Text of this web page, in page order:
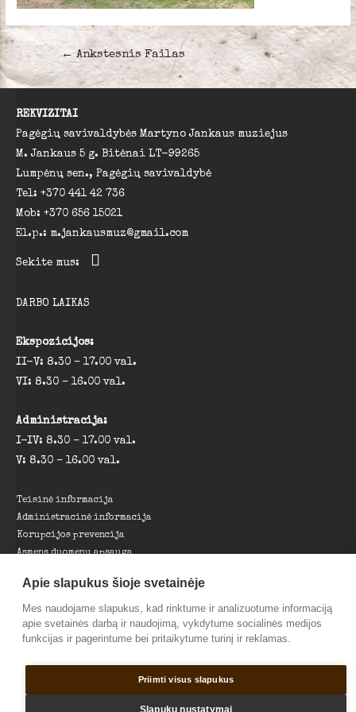
Navigacija
tarp
įrašų
←Ankstesnis Failas
REKVIZITAI
Pagėgių savivaldybės Martyno Jankaus muziejus
M. Jankaus 5 g. Bitėnai LT-99265
Lumpėnų sen., Pagėgių savivaldybė
Tel: +370 441 42 736
Mob: +370 656 15021
El.p.: m.jankausmuz@gmail.com
Sekite mus:
DARBO LAIKAS
Ekspozicijos:
II-V: 8.30 – 17.00 val.
VI: 8.30 – 16.00 val.
Administracija:
I-IV: 8.30 – 17.00 val.
V: 8.30 – 16.00 val.
Teisinė informacija
Administracinė informacija
Korupcijos prevencija
Asmens duomenų apsauga
Nuorodos
Parama muziejui
© 2026 Pagėgių savivaldybės Martyno Jankaus muziejus |
Sprendimas:TOBALT
Apie slapukus šioje svetainėje
Mes naudojame slapukus, kad rinktume ir analizuotume informaciją
apie svetainės darbą ir naudojimą, vykdytume socialinės medijos
funkcijas ir pagerintume bei pritaikytume turinį ir reklamas.
Priimti visus slapukus
Slapukų nustatymai